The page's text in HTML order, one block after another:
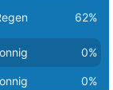
62%
0%
0%